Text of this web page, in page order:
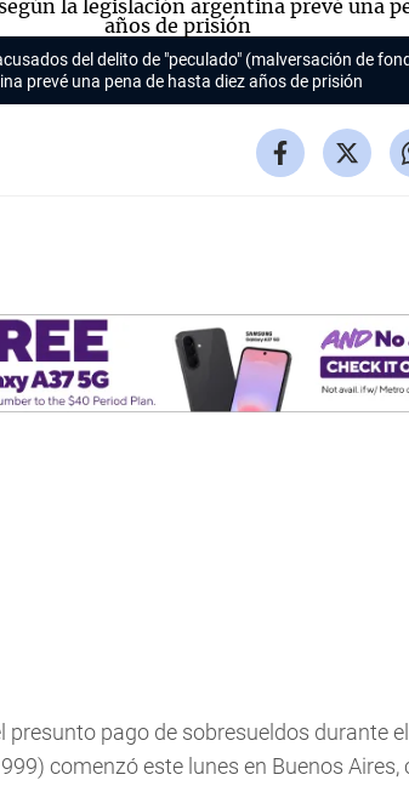
del delito de "peculado" (malversación de
prevé una pena de hasta diez años de prisión
presunto pago de sobresueldos durante
comenzó este lunes en Buenos Aires,